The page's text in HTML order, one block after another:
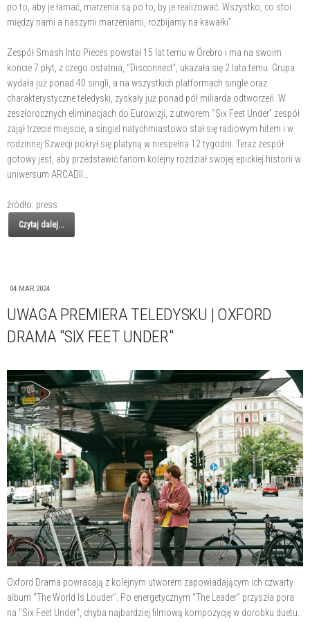
po to, aby je łamać, marzenia są po to, by je realizować. Wszystko, co stoi
między nami a naszymi marzeniami, rozbijamy na kawałki”.
Zespół Smash Into Pieces powstał 15 lat temu w Örebro i ma na swoim
koncie 7 płyt, z czego ostatnia, “Disconnect”, ukazała się 2 lata temu. Grupa
wydała już ponad 40 singli, a na wszystkich platformach single oraz
charakterystyczne teledyski, zyskały już ponad pół miliarda odtworzeń. W
zeszłorocznych eliminacjach do Eurowizji, z utworem “Six Feet Under” zespół
zajął trzecie miejscie, a singiel natychmiastowo stał się radiowym hitem i w
rodzinnej Szwecji pokrył się platyną w niespełna 12 tygodni. Teraz zespół
gotowy jest, aby przedstawić fanom kolejny rozdział swojej epickiej historii w
uniwersum ARCADII…
źródło: press
Czytaj dalej...
04 MAR 2024
UWAGA PREMIERA TELEDYSKU | OXFORD
DRAMA "SIX FEET UNDER"
Oxford Drama powracają z kolejnym utworem zapowiadającym ich czwarty
album "The World Is Louder". Po energetycznym "The Leader" przyszła pora
na "Six Feet Under", chyba najbardziej filmową kompozycję w dorobku duetu.